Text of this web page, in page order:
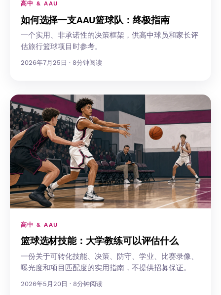
高中 & AAU
如何选择一支AAU篮球队：终极指南
一个实用、非承诺性的决策框架，供高中球员和家长评
估旅行篮球项目时参考。
2026年7月25日 · 8分钟阅读
高中 & AAU
篮球选材技能：大学教练可以评估什么
一份关于可转化技能、决策、防守、学业、比赛录像、
曝光度和项目匹配度的实用指南，不提供招募保证。
2026年5月20日 · 8分钟阅读